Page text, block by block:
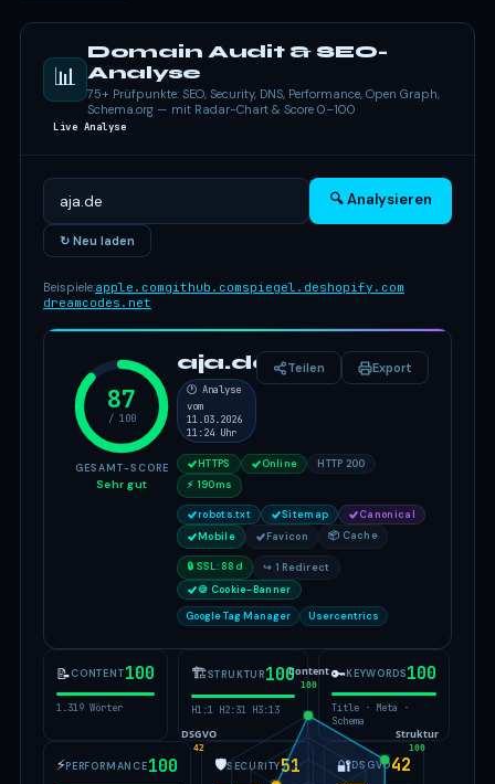
📊
Domain Audit & SEO-
Analyse
75+ Prüfpunkte: SEO, Security, DNS, Performance, Open Graph,
Schema.org — mit Radar-Chart & Score 0–100
Live Analyse
🔍 Analysieren
↻ Neu laden
Beispiele:apple.comgithub.comspiegel.deshopify.com
dreamcodes.net
87
/ 100
GESAMT-SCORE
Sehr gut
aja.de
🕐 Analyse
vom
11.03.2026
11:24 Uhr
Teilen Export
HTTPS Online
HTTP 200
⚡ 190ms
robots.txt Sitemap
Canonical
Mobile
Favicon 📦 Cache
🔒 SSL: 88d
↪ 1 Redirect
🍪 Cookie-Banner
Google Tag Manager
Usercentrics
📝CONTENT100
1.319 Wörter
🏗STRUKTUR100
H1:1 H2:31 H3:13
🔑KEYWORDS100
Title · Meta ·
Schema
⚡PERFORMANCE100 🛡SECURITY51 🔐DSGVO42
Content
100
Struktur
100
DSGVO
42